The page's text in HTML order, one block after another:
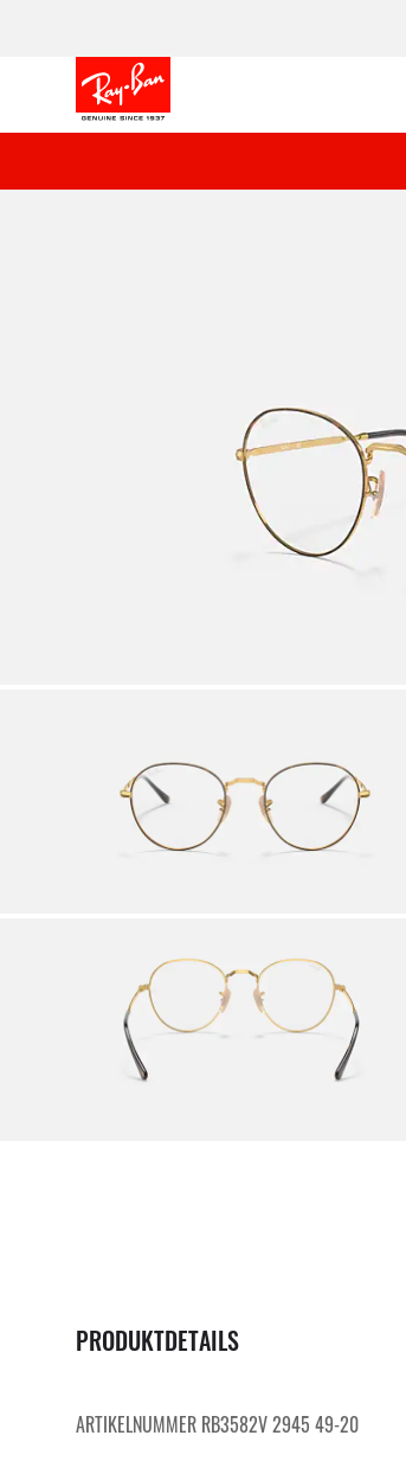
PRODUKTDETAILS
ARTIKELNUMMER RB3582V 2945 49-20
KUNDENDIENST IM STORE
von unserem Expertenteam